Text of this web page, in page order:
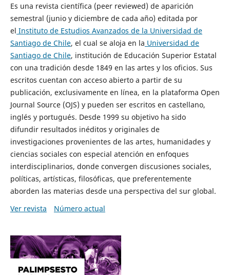
Es una revista científica (peer reviewed) de aparición
semestral (junio y diciembre de cada año) editada por
el Instituto de Estudios Avanzados de la Universidad de
Santiago de Chile, el cual se aloja en la Universidad de
Santiago de Chile, institución de Educación Superior Estatal
con una tradición desde 1849 en las artes y los oficios. Sus
escritos cuentan con acceso abierto a partir de su
publicación, exclusivamente en línea, en la plataforma Open
Journal Source (OJS) y pueden ser escritos en castellano,
inglés y portugués. Desde 1999 su objetivo ha sido
difundir resultados inéditos y originales de
investigaciones provenientes de las artes, humanidades y
ciencias sociales con especial atención en enfoques
interdisciplinarios, donde convergen discusiones sociales,
políticas, artísticas, filosóficas, que preferentemente
aborden las materias desde una perspectiva del sur global.
Ver revista
Número actual